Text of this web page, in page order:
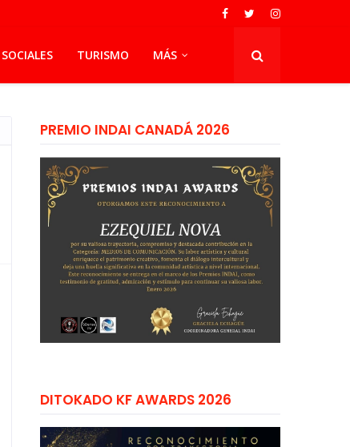
SOCIALES TURISMO MÁS
PREMIO INDAI CANADÁ 2026
DITOKADO KF AWARDS 2026